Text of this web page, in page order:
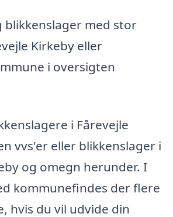
blikkenslager med stor
Kirkeby eller
i oversigten
i Fårevejle
vvs'er eller blikkenslager i
og omegn herunder. I
kommunefindes der flere
hvis du vil udvide din